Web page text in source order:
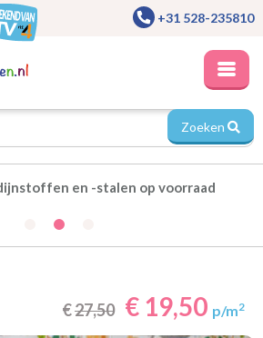
+31 528-235810
Zoeken
verduisterend leverbaar
€27,50 € 19,50 p/m2